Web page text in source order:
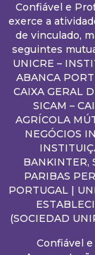
Confiável e
exerce a
de vinculado,
seguintes
UNICRE –
ABANCA
CAIXA GERAL
SICAM –
AGRÍCOLA
NEGÓCIOS
BANKINTER,
PARIBAS
PORTUGAL |
(SOCIEDAD
Confiável